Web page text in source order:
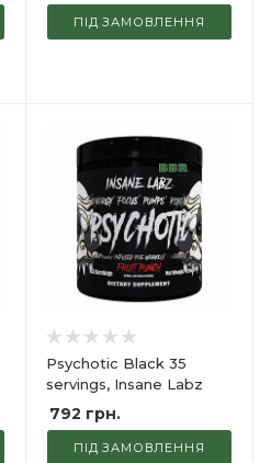
ПІД ЗАМОВЛЕННЯ
Psychotic Black 35
servings, Insane Labz
792 грн.
ПІД ЗАМОВЛЕННЯ